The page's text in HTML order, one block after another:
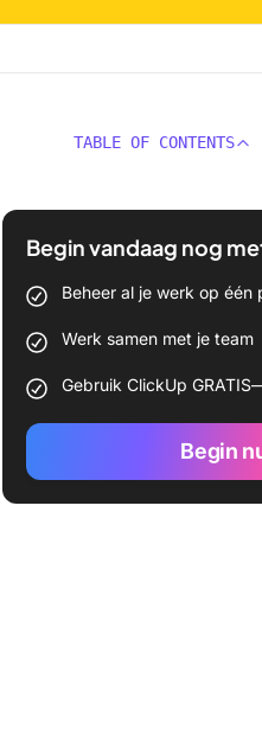
TABLE OF CONTENTS
Begin vandaag nog
Beheer al je werk op één
Werk samen met je team
Gebruik ClickUp
Begin